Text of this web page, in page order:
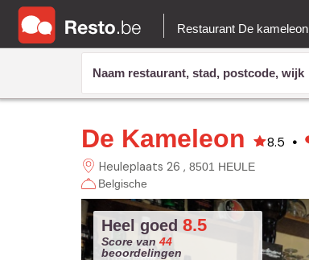
Restaurant De kameleon
De Kameleon 8.5 •
Heuleplaats 26
8501 HEULE
Belgische
Heel goed 8.5
Score van 44
beoordelingen